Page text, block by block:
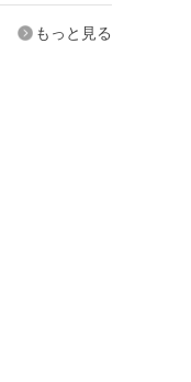
もっと見る